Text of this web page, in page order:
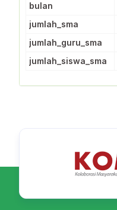
bulan
jumlah_sma
jumlah_guru_sma
jumlah_siswa_sma